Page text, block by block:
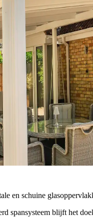
en schuine
spansysteem blijft het